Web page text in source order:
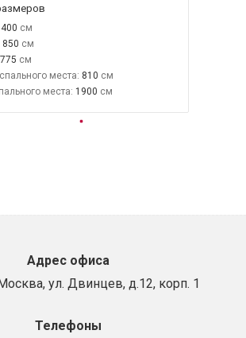
850
775
места: 810
места: 1900
Адрес офиса
ул. Двинцев, д.12, корп. 1
Телефоны